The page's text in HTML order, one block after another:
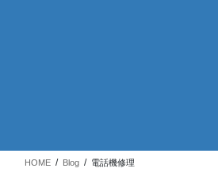
HOME Blog 電話機修理